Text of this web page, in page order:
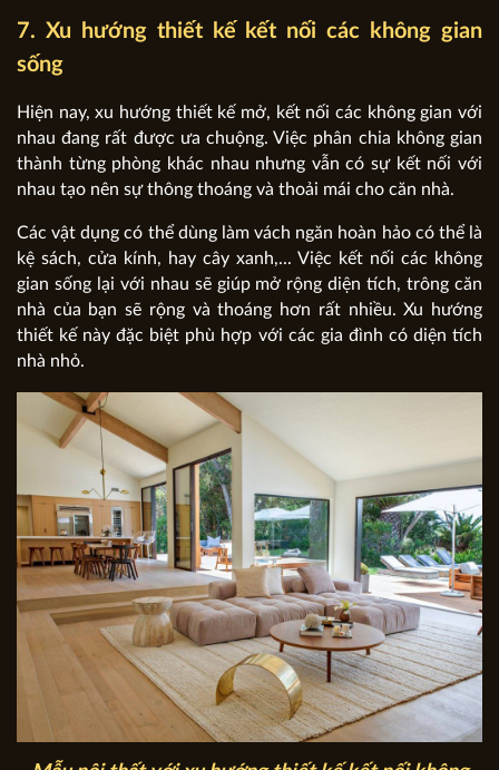
7. Xu hướng thiết kế kết nối các không gian
sống
Hiện nay, xu hướng thiết kế mở, kết nối các không gian với
nhau đang rất được ưa chuộng. Việc phân chia không gian
thành từng phòng khác nhau nhưng vẫn có sự kết nối với
nhau tạo nên sự thông thoáng và thoải mái cho căn nhà.
Các vật dụng có thể dùng làm vách ngăn hoàn hảo có thể là
kệ sách, cửa kính, hay cây xanh,... Việc kết nối các không
gian sống lại với nhau sẽ giúp mở rộng diện tích, trông căn
nhà của bạn sẽ rộng và thoáng hơn rất nhiều. Xu hướng
thiết kế này đặc biệt phù hợp với các gia đình có diện tích
nhà nhỏ.